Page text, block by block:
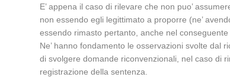
E’ appena il caso di rilevare che non puo’
non essendo egli legittimato a proporre (ne’
essendo rimasto pertanto, anche nel
Ne’ hanno fondamento le osservazioni svolte dal
di svolgere domande riconvenzionali, nel caso di
registrazione della sentenza.